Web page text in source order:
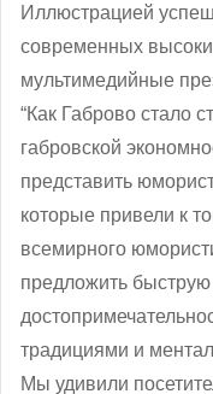
Иллюстрацией
современных
мультимедийные
“Как Габрово стало
габровской
представить
которые привели к
всемирного
предложить
традициями и
Мы удивили